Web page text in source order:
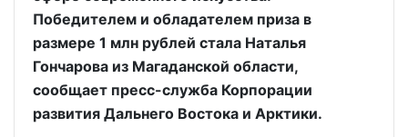
Победителем и обладателем приза в
размере 1 млн рублей стала Наталья
Гончарова из Магаданской области,
сообщает пресс-служба Корпорации
развития Дальнего Востока и Арктики.